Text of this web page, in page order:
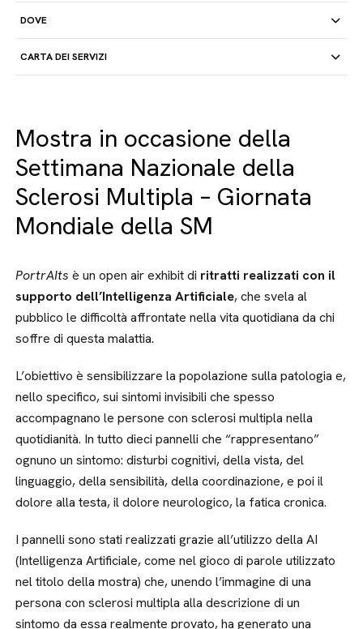
DOVE
CARTA DEI SERVIZI
Mostra in occasione della
Settimana Nazionale della
Sclerosi Multipla – Giornata
Mondiale della SM
PortrAIts è un open air exhibit di ritratti realizzati con il
supporto dell’Intelligenza Artificiale, che svela al
pubblico le difficoltà affrontate nella vita quotidiana da chi
soffre di questa malattia.
L’obiettivo è sensibilizzare la popolazione sulla patologia e,
nello specifico, sui sintomi invisibili che spesso
accompagnano le persone con sclerosi multipla nella
quotidianità. In tutto dieci pannelli che “rappresentano”
ognuno un sintomo: disturbi cognitivi, della vista, del
linguaggio, della sensibilità, della coordinazione, e poi il
dolore alla testa, il dolore neurologico, la fatica cronica.
I pannelli sono stati realizzati grazie all’utilizzo della AI
(Intelligenza Artificiale, come nel gioco di parole utilizzato
nel titolo della mostra) che, unendo l’immagine di una
persona con sclerosi multipla alla descrizione di un
sintomo da essa realmente provato, ha generato una